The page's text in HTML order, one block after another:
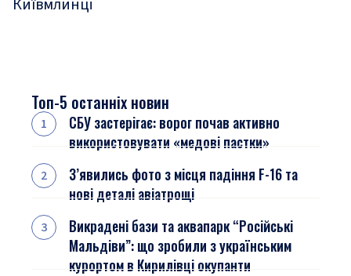
Київмлинці
Топ-5 останніх новин
СБУ застерігає: ворог почав активно
використовувати «медові пастки»
З’явились фото з місця падіння F-16 та
нові деталі авіатрощі
Викрадені бази та аквапарк “Російські
Мальдіви”: що зробили з українським
курортом в Кирилівці окупанти